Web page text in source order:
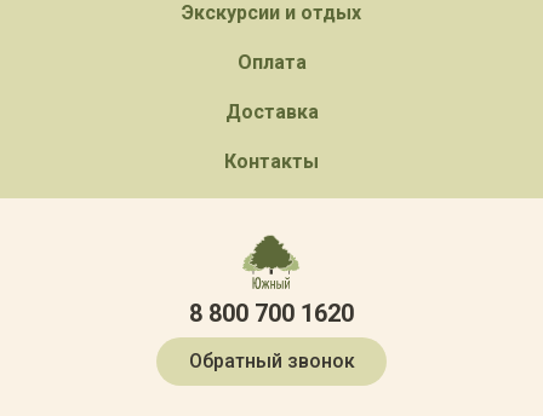
Экскурсии и отдых
Оплата
Доставка
Контакты
8 800 700 1620
Обратный звонок